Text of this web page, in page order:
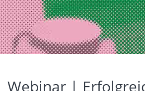
Webinar |